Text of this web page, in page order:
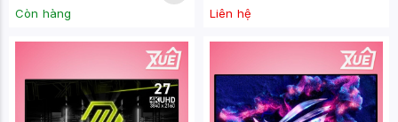
Còn hàng Liên hệ